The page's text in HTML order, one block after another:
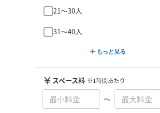
21〜30人
31〜40人
もっと見る
スペース料 ※1時間あたり
〜